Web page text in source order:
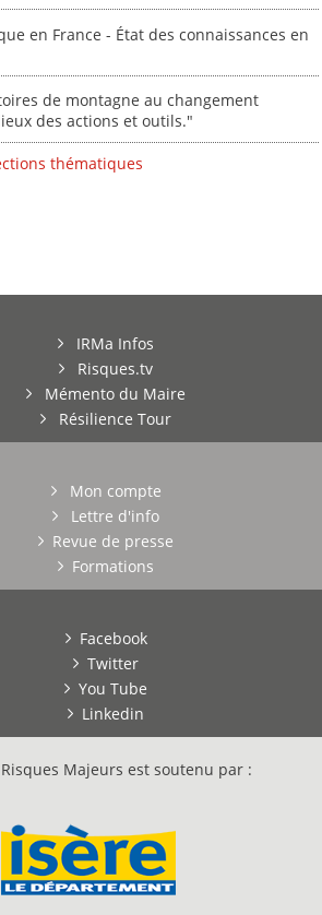
en France - État des connaissances en
de montagne au changement
des actions et outils."
thématiques
IRMa Infos
Risques.tv
Mémento du Maire
Résilience Tour
Mon compte
Lettre d'info
Revue de presse
Formations
Facebook
Twitter
You Tube
Linkedin
Majeurs est soutenu par :